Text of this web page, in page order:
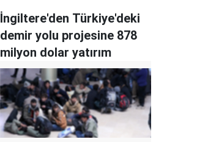
İngiltere'den Türkiye'deki
demir yolu projesine 878
milyon dolar yatırım